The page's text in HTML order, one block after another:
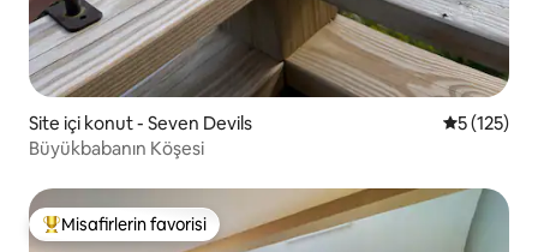
Site içi konut - Seven Devils 55 (125)
Büyükbabanın Köşesi
Misafirlerin favorilerinden en beğenilenler arasında
Misafirlerin favorisi